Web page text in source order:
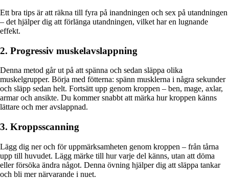
Ett bra tips är att räkna till fyra på inandningen och sex på utandningen
– det hjälper dig att förlänga utandningen, vilket har en lugnande
effekt.
2. Progressiv muskelavslappning
Denna metod går ut på att spänna och sedan släppa olika
muskelgrupper. Börja med fötterna: spänn musklerna i några sekunder
och släpp sedan helt. Fortsätt upp genom kroppen – ben, mage, axlar,
armar och ansikte. Du kommer snabbt att märka hur kroppen känns
lättare och mer avslappnad.
3. Kroppsscanning
Lägg dig ner och för uppmärksamheten genom kroppen – från tårna
upp till huvudet. Lägg märke till hur varje del känns, utan att döma
eller försöka ändra något. Denna övning hjälper dig att släppa tankar
och bli mer närvarande i nuet.